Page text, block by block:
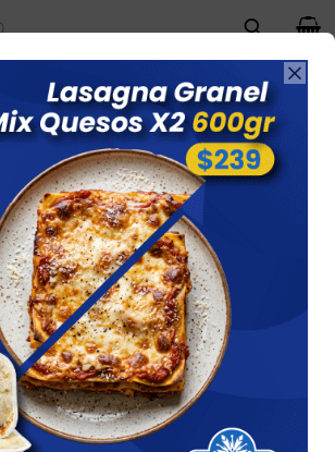

según su zona
0
X 2 Rincon Del Pan